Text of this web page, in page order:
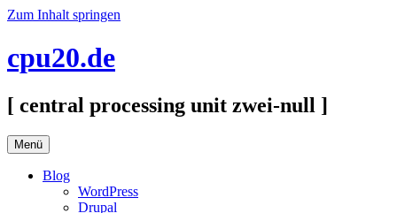
Zum Inhalt springen
cpu20.de
[ central processing unit zwei-null ]
Menü
Blog
WordPress
Drupal